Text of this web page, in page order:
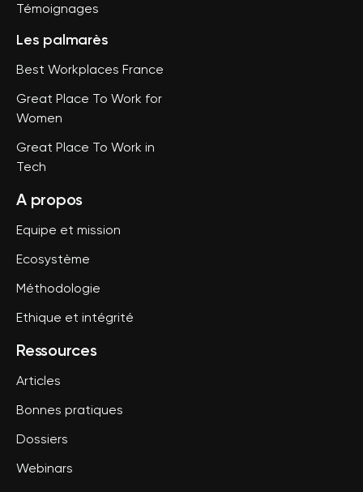
Témoignages
Les palmarès
Best Workplaces France
Great Place To Work for
Women
Great Place To Work in
Tech
A propos
Equipe et mission
Ecosystème
Méthodologie
Ethique et intégrité
Ressources
Articles
Bonnes pratiques
Dossiers
Webinars